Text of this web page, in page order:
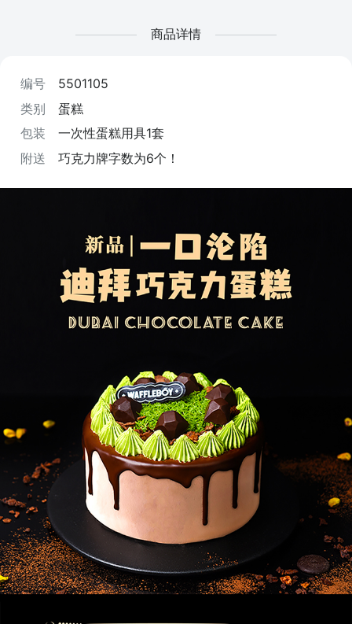
商品详情
编号
5501105
类别
蛋糕
包装
一次性蛋糕用具1套
附送
巧克力牌字数为6个！